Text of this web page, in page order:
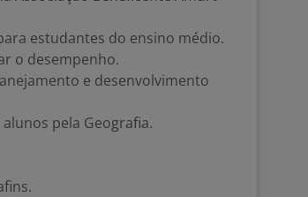
estudantes do ensino médio.
o desempenho.
e desenvolvimento
pela Geografia.